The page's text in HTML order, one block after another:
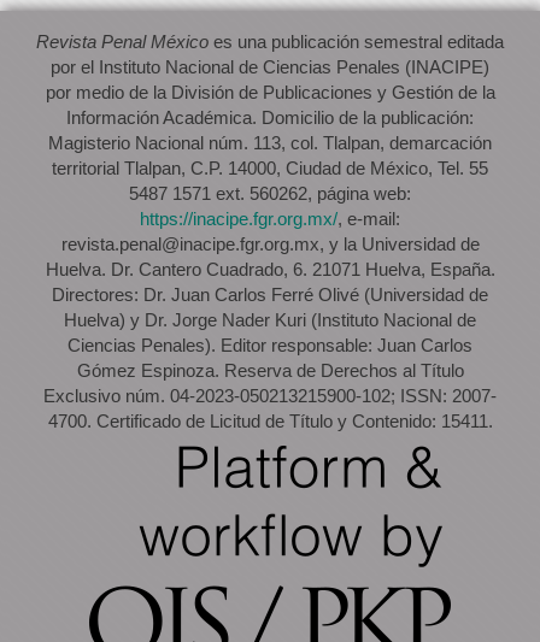
Revista Penal México es una publicación semestral editada
por el Instituto Nacional de Ciencias Penales (INACIPE)
por medio de la División de Publicaciones y Gestión de la
Información Académica. Domicilio de la publicación:
Magisterio Nacional núm. 113, col. Tlalpan, demarcación
territorial Tlalpan, C.P. 14000, Ciudad de México, Tel. 55
5487 1571 ext. 560262, página web:
https://inacipe.fgr.org.mx/, e-mail:
revista.penal@inacipe.fgr.org.mx, y la Universidad de
Huelva. Dr. Cantero Cuadrado, 6. 21071 Huelva, España.
Directores: Dr. Juan Carlos Ferré Olivé (Universidad de
Huelva) y Dr. Jorge Nader Kuri (Instituto Nacional de
Ciencias Penales). Editor responsable: Juan Carlos
Gómez Espinoza. Reserva de Derechos al Título
Exclusivo núm. 04-2023-050213215900-102; ISSN: 2007-
4700. Certificado de Licitud de Título y Contenido: 15411.